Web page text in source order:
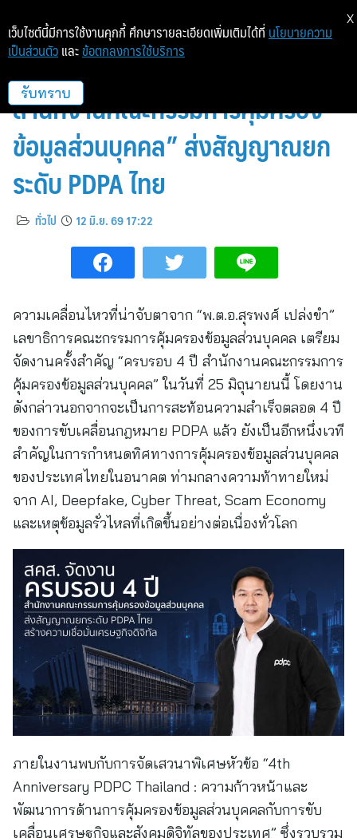
สคส. จัดงาน “ครบรอบ 4 ปี
สำนักงานคณะกรรมการคุ้มครอง
ข้อมูลส่วนบุคคล” ส่งสัญญาณยก
ระดับ PDPA ไทย
ทั่วไป 12 มิ.ย. 69 17:22
ความเคลื่อนไหวที่น่าจับตาจาก “พ.ต.อ.สุรพงศ์ เปล่งขำ”
เลขาธิการคณะกรรมการคุ้มครองข้อมูลส่วนบุคคล เตรียม
จัดงานครั้งสำคัญ “ครบรอบ 4 ปี สำนักงานคณะกรรมการ
คุ้มครองข้อมูลส่วนบุคคล” ในวันที่ 25 มิถุนายนนี้ โดยงาน
ดังกล่าวนอกจากจะเป็นการสะท้อนความสำเร็จตลอด 4 ปี
ของการขับเคลื่อนกฎหมาย PDPA แล้ว ยังเป็นอีกหนึ่งเวที
สำคัญในการกำหนดทิศทางการคุ้มครองข้อมูลส่วนบุคคล
ของประเทศไทยในอนาคต ท่ามกลางความท้าทายใหม่
จาก AI, Deepfake, Cyber Threat, Scam Economy
และเหตุข้อมูลรั่วไหลที่เกิดขึ้นอย่างต่อเนื่องทั่วโลก
ภายในงานพบกับการจัดเสวนาพิเศษหัวข้อ “4th
Anniversary PDPC Thailand : ความก้าวหน้าและ
พัฒนาการด้านการคุ้มครองข้อมูลส่วนบุคคลกับการขับ
เคลื่อนเศรษฐกิจและสังคมดิจิทัลของประเทศ” ซึ่งรวบรวม
เว็บไซต์นี้มีการใช้งานคุกกี้ ศึกษารายละเอียดเพิ่มเติมได้ที่ นโยบายความ
เป็นส่วนตัว และ ข้อตกลงการใช้บริการ
รับทราบ
X